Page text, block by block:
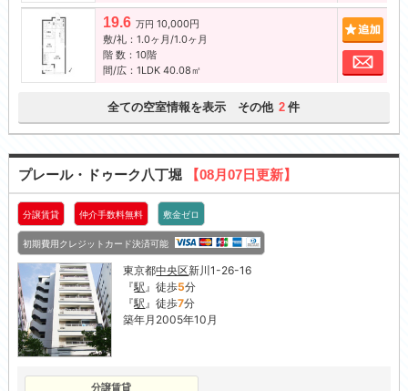
19.6 万円 10,000円
敷/礼：1.0ヶ月/1.0ヶ月
階 数：10階
間/広：1LDK 40.08㎡
お
全ての空室情報を表示 その他 2 件
プレール・ドゥーク八丁堀 【08月07日更新】
分譲賃貸 仲介手数料無料 敷金ゼロ
初期費用クレジットカード決済可能
東京都中央区新川1-26-16
『駅 』徒歩5分
『駅 』徒歩7分
築年月2005年10月
分譲賃貸